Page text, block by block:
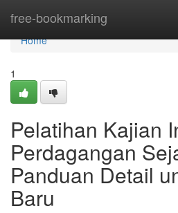
free-bookmarking
Home
Home
1
Pelatihan Kajian
Perdagangan
Panduan Detail
Baru